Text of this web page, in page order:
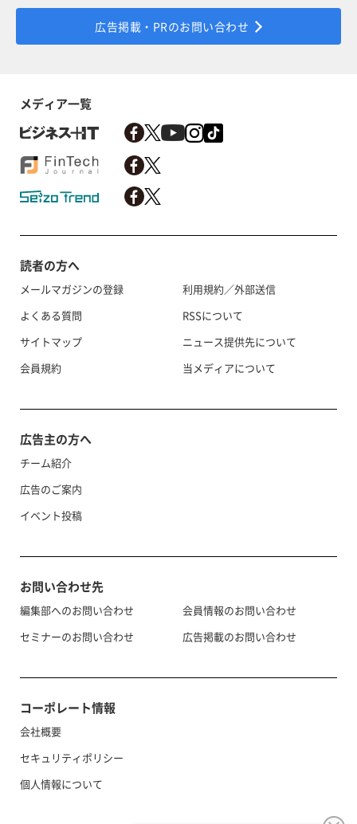
広告掲載・PRのお問い合わせ
メディア一覧
読者の方へ
メールマガジンの登録
よくある質問
サイトマップ
会員規約
利用規約／外部送信
RSSについて
ニュース提供先について
当メディアについて
広告主の方へ
チーム紹介
広告のご案内
イベント投稿
お問い合わせ先
編集部へのお問い合わせ
セミナーのお問い合わせ
会員情報のお問い合わせ
広告掲載のお問い合わせ
コーポレート情報
会社概要
セキュリティポリシー
個人情報について